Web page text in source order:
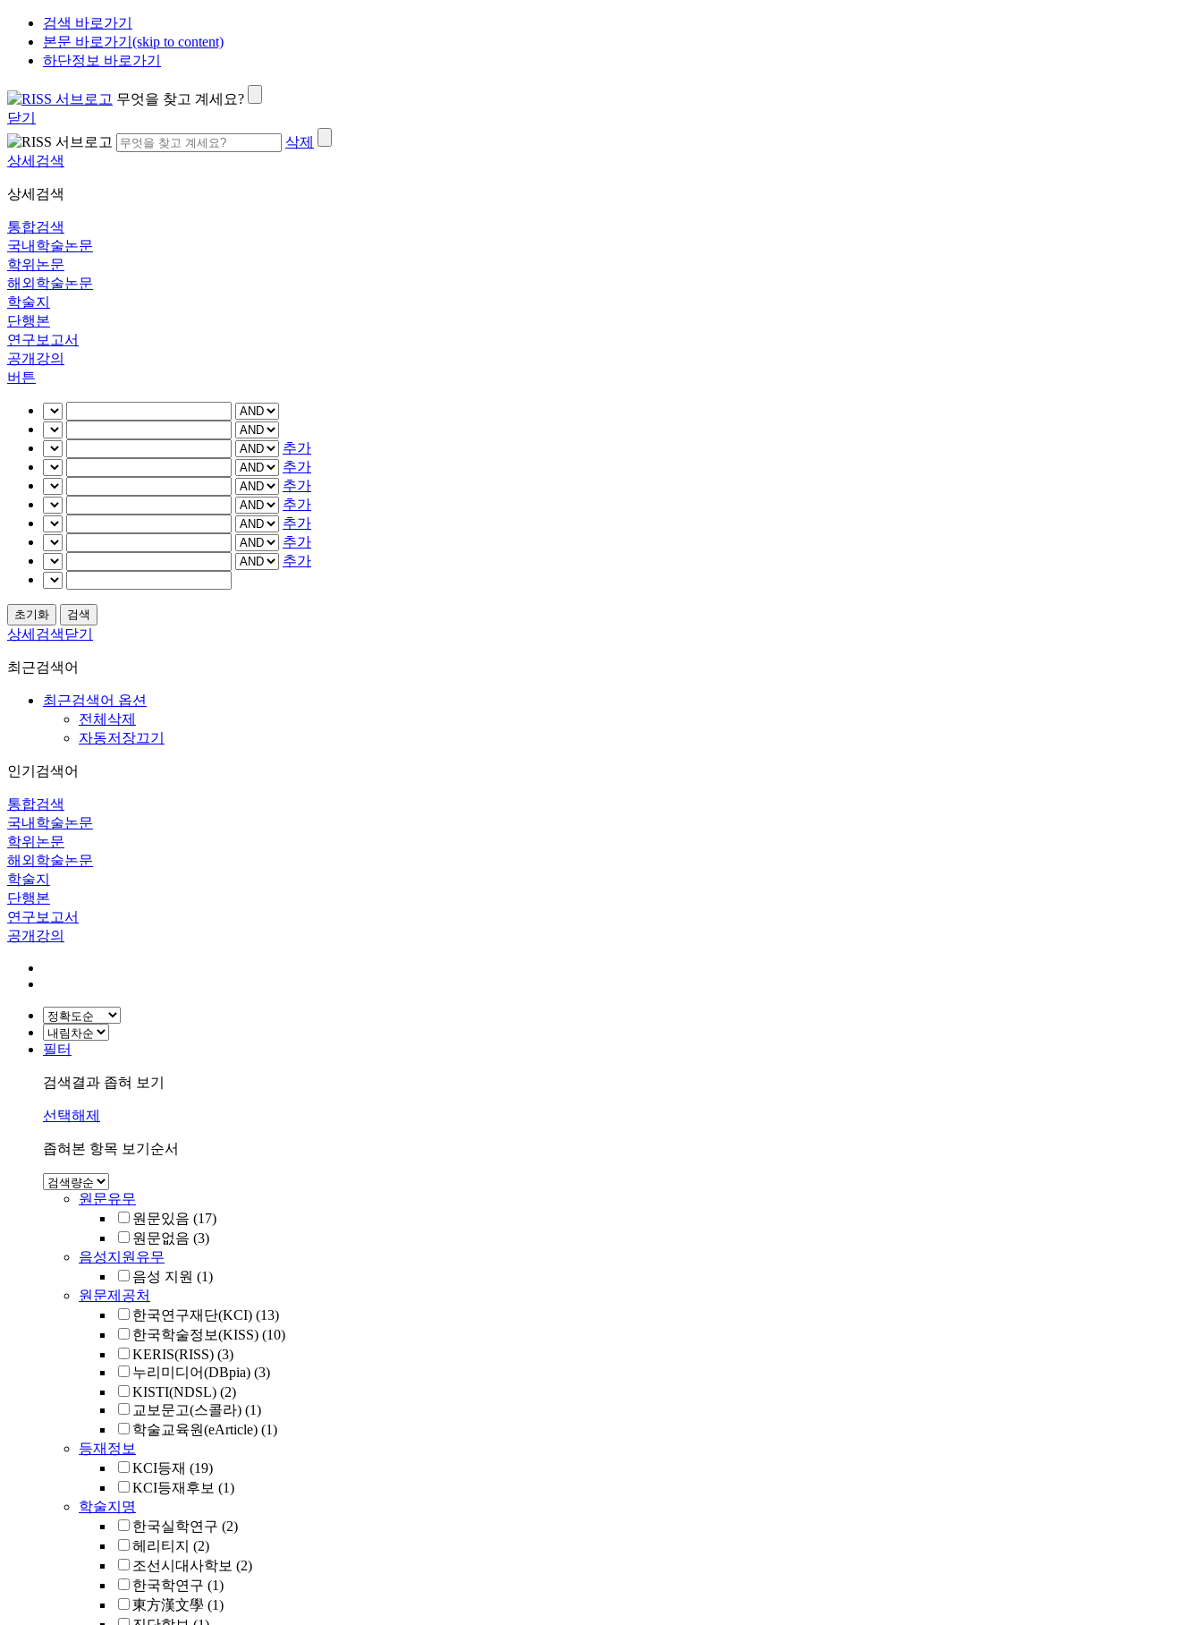
검색 바로가기
본문 바로가기(skip to content)
하단정보 바로가기
무엇을 찾고 계세요?
닫기
삭제
상세검색
상세검색
통합검색
국내학술논문
학위논문
해외학술논문
학술지
단행본
연구보고서
공개강의
버튼
추가
추가
추가
추가
추가
추가
추가
상세검색닫기
최근검색어
최근검색어 옵션
전체삭제
자동저장끄기
인기검색어
통합검색
국내학술논문
학위논문
해외학술논문
학술지
단행본
연구보고서
공개강의
필터
검색결과 좁혀 보기
선택해제
좁혀본 항목 보기순서
원문유무
원문있음 (17)
원문없음 (3)
음성지원유무
음성 지원 (1)
원문제공처
한국연구재단(KCI) (13)
한국학술정보(KISS) (10)
KERIS(RISS) (3)
누리미디어(DBpia) (3)
KISTI(NDSL) (2)
교보문고(스콜라) (1)
학술교육원(eArticle) (1)
등재정보
KCI등재 (19)
KCI등재후보 (1)
학술지명
한국실학연구 (2)
헤리티지 (2)
조선시대사학보 (2)
한국학연구 (1)
東方漢文學 (1)